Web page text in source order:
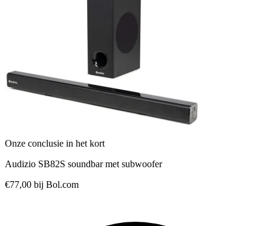
Onze conclusie in het kort
Audizio SB82S soundbar met subwoofer
€77,00 bij Bol.com